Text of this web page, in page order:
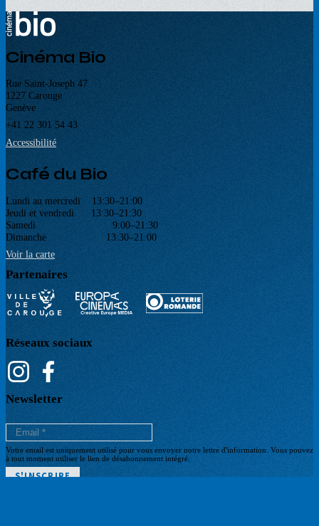
Cinéma Bio
Rue Saint-Joseph 47
1227 Carouge
Genève
+41 22 301 54 43
Accessibilité
Café du Bio
Lundi au mercredi 13:30–21:00
Jeudi et vendredi 13:30–21:30
Samedi 9:00–21:30
Dimanche 13:30–21:00
Voir la carte
Partenaires
Réseaux sociaux
Newsletter
Votre email est uniquement utilisé pour vous envoyer notre lettre d'information. Vous pouvez
à tout moment utiliser le lien de désabonnement intégré.